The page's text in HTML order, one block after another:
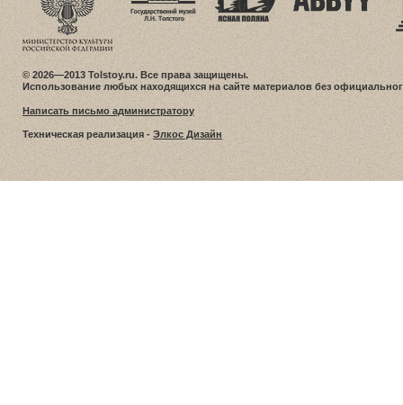
© 2026—2013 Tolstoy.ru. Все права защищены.
Использование любых находящихся на сайте материалов без
Написать письмо администратору
Техническая реализация - Элкос Дизайн